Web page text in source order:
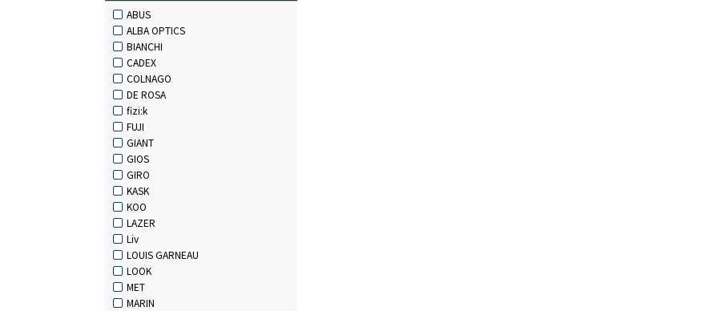
ABUS
ALBA OPTICS
BIANCHI
CADEX
COLNAGO
DE ROSA
fizi:k
FUJI
GIANT
GIOS
GIRO
KASK
KOO
LAZER
Liv
LOUIS GARNEAU
LOOK
MET
MARIN